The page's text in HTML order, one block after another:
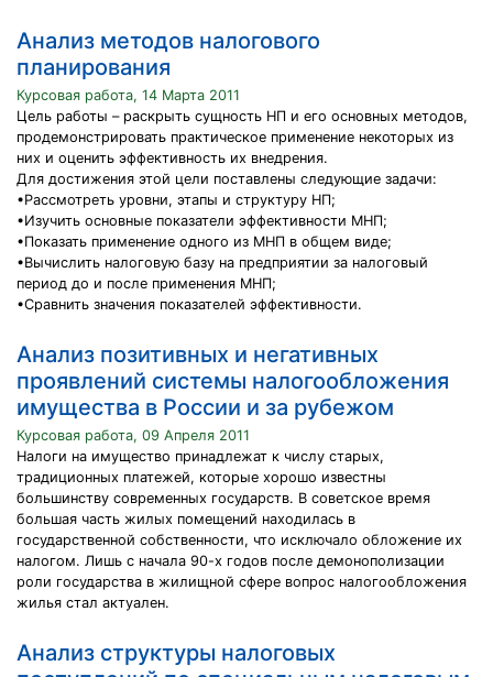
Анализ методов налогового
планирования
Курсовая работа, 14 Марта 2011
Цель работы – раскрыть сущность НП и его основных методов,
продемонстрировать практическое применение некоторых из
них и оценить эффективность их внедрения.
Для достижения этой цели поставлены следующие задачи:
•Рассмотреть уровни, этапы и структуру НП;
•Изучить основные показатели эффективности МНП;
•Показать применение одного из МНП в общем виде;
•Вычислить налоговую базу на предприятии за налоговый
период до и после применения МНП;
•Сравнить значения показателей эффективности.
Анализ позитивных и негативных
проявлений системы налогообложения
имущества в России и за рубежом
Курсовая работа, 09 Апреля 2011
Налоги на имущество принадлежат к числу старых,
традиционных платежей, которые хорошо известны
большинству современных государств. В советское время
большая часть жилых помещений находилась в
государственной собственности, что исключало обложение их
налогом. Лишь с начала 90-х годов после демонополизации
роли государства в жилищной сфере вопрос налогообложения
жилья стал актуален.
Анализ структуры налоговых